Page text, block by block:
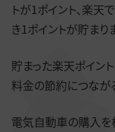
トが1ポイント、楽天
き1ポイントが貯まり
貯まった楽天ポイン
料金の節約につなが
電気自動車の購入